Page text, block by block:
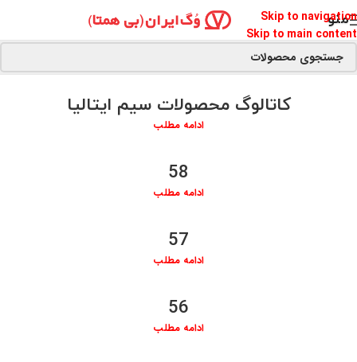
Skip to navigation
Skip to main content
منو
کاتالوگ محصولات سیم ایتالیا
ادامه مطلب
58
ادامه مطلب
57
ادامه مطلب
56
ادامه مطلب